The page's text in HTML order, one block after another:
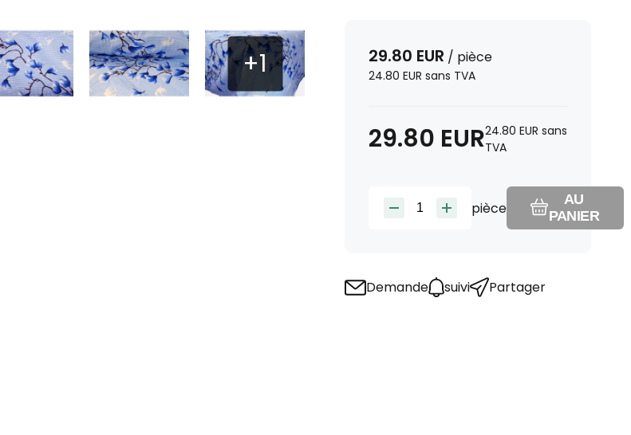
29.80 EUR / pièce
24.80 EUR sans TVA
29.80 EUR24.80 EUR sans
TVA
pièce
AU
PANIER
Demande suivi Partager